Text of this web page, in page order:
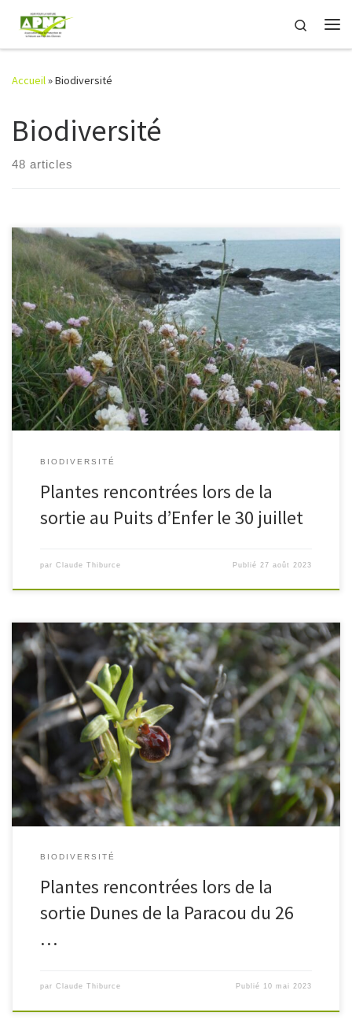
Passer au contenu
Search
Accueil»Biodiversité
Biodiversité
48 articles
BIODIVERSITÉ
Plantes rencontrées lors de la
sortie au Puits d’Enfer le 30 juillet
par Claude Thiburce Publié 27 août 2023
Ophrys des Olonnes (Ophrys suboccidentalis olonae) Ophrys des
Olonnes Ophrys des Olonnes Chiendent des sables (Agropyron)
Ornithogale en ombelle
BIODIVERSITÉ
Plantes rencontrées lors de la
sortie Dunes de la Paracou du 26
…
par Claude Thiburce Publié 10 mai 2023